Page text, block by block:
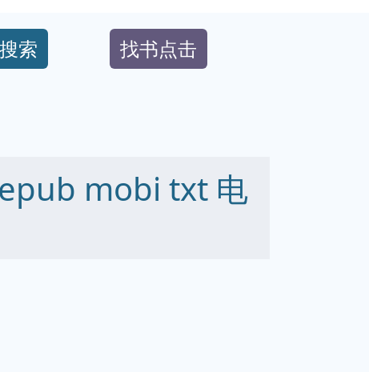
搜索 找书点击
mobi txt 电